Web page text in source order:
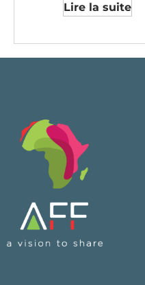
Lire la suite